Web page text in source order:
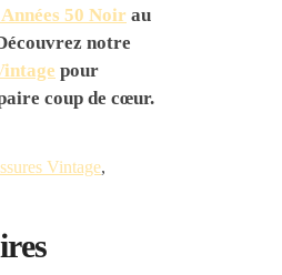
50 Noir au
notre
pour
coup de cœur.
Vintage,